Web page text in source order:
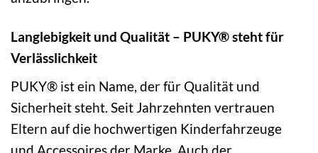
Langlebigkeit und Qualität – PUKY® steht für
Verlässlichkeit
PUKY® ist ein Name, der für Qualität und
Sicherheit steht. Seit Jahrzehnten vertrauen
Eltern auf die hochwertigen Kinderfahrzeuge